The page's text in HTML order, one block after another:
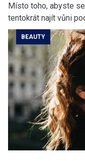
Místo toho, abyste
tentokrát najít vůni
BEAUTY